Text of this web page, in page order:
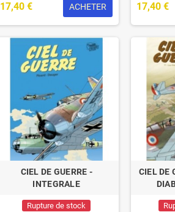
17,40 € ACHETER 17,40 €
CIEL DE GUERRE -
INTEGRALE
Rupture de stock
CIEL DE